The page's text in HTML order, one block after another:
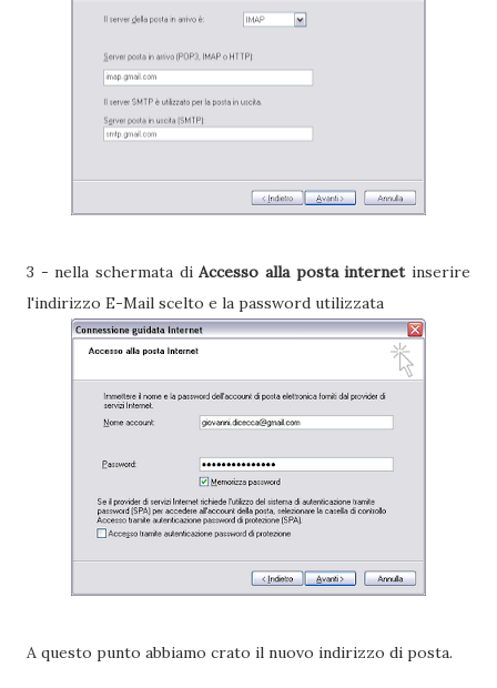
3 - nella schermata diAccesso alla posta internetinserire
l'indirizzo E-Mail scelto e la password utilizzata
A questo punto abbiamo crato il nuovo indirizzo di posta.